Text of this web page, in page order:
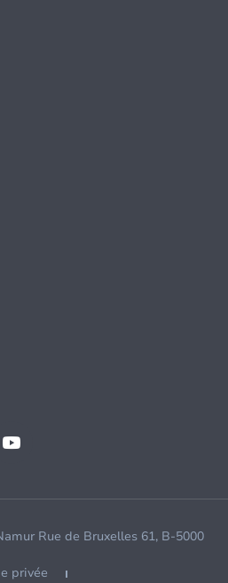
Rue de Bruxelles 61, B-5000
privée